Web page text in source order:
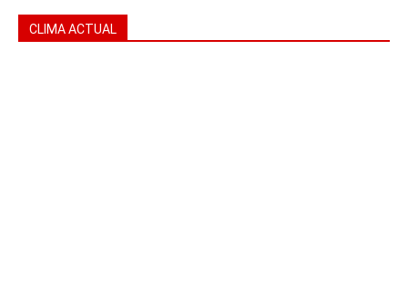
CLIMA ACTUAL